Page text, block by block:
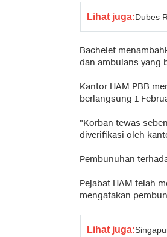
Lihat juga:Dubes
Bachelet
dan ambulans yang
Kantor HAM PBB
berlangsung 1
"Korban tewas
diverifikasi oleh
Pembunuhan
Pejabat HAM telah
mengatakan
Lihat juga: